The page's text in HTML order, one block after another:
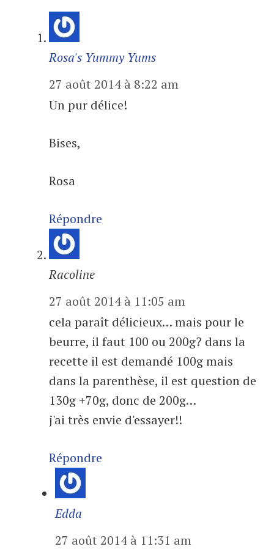
Rosa's Yummy Yums
27 août 2014 à 8:22 am
Un pur délice!
Bises,
Rosa
Répondre
Racoline
27 août 2014 à 11:05 am
cela paraît délicieux… mais pour le
beurre, il faut 100 ou 200g? dans la
recette il est demandé 100g mais
dans la parenthèse, il est question de
130g +70g, donc de 200g…
j'ai très envie d'essayer!!
Répondre
Edda
27 août 2014 à 11:31 am